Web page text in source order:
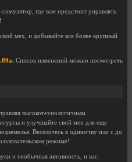
где вам предстоит управлять
мех, и добывайте все более крупный
Список изменений можно посмотреть
высокотехнологичным
и улучшайте свой мех для еще
Веселитесь в одиночку или с до
режиме!
и необычная активность, и вас